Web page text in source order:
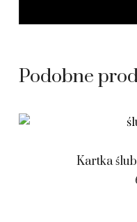
Podobne
Kartka